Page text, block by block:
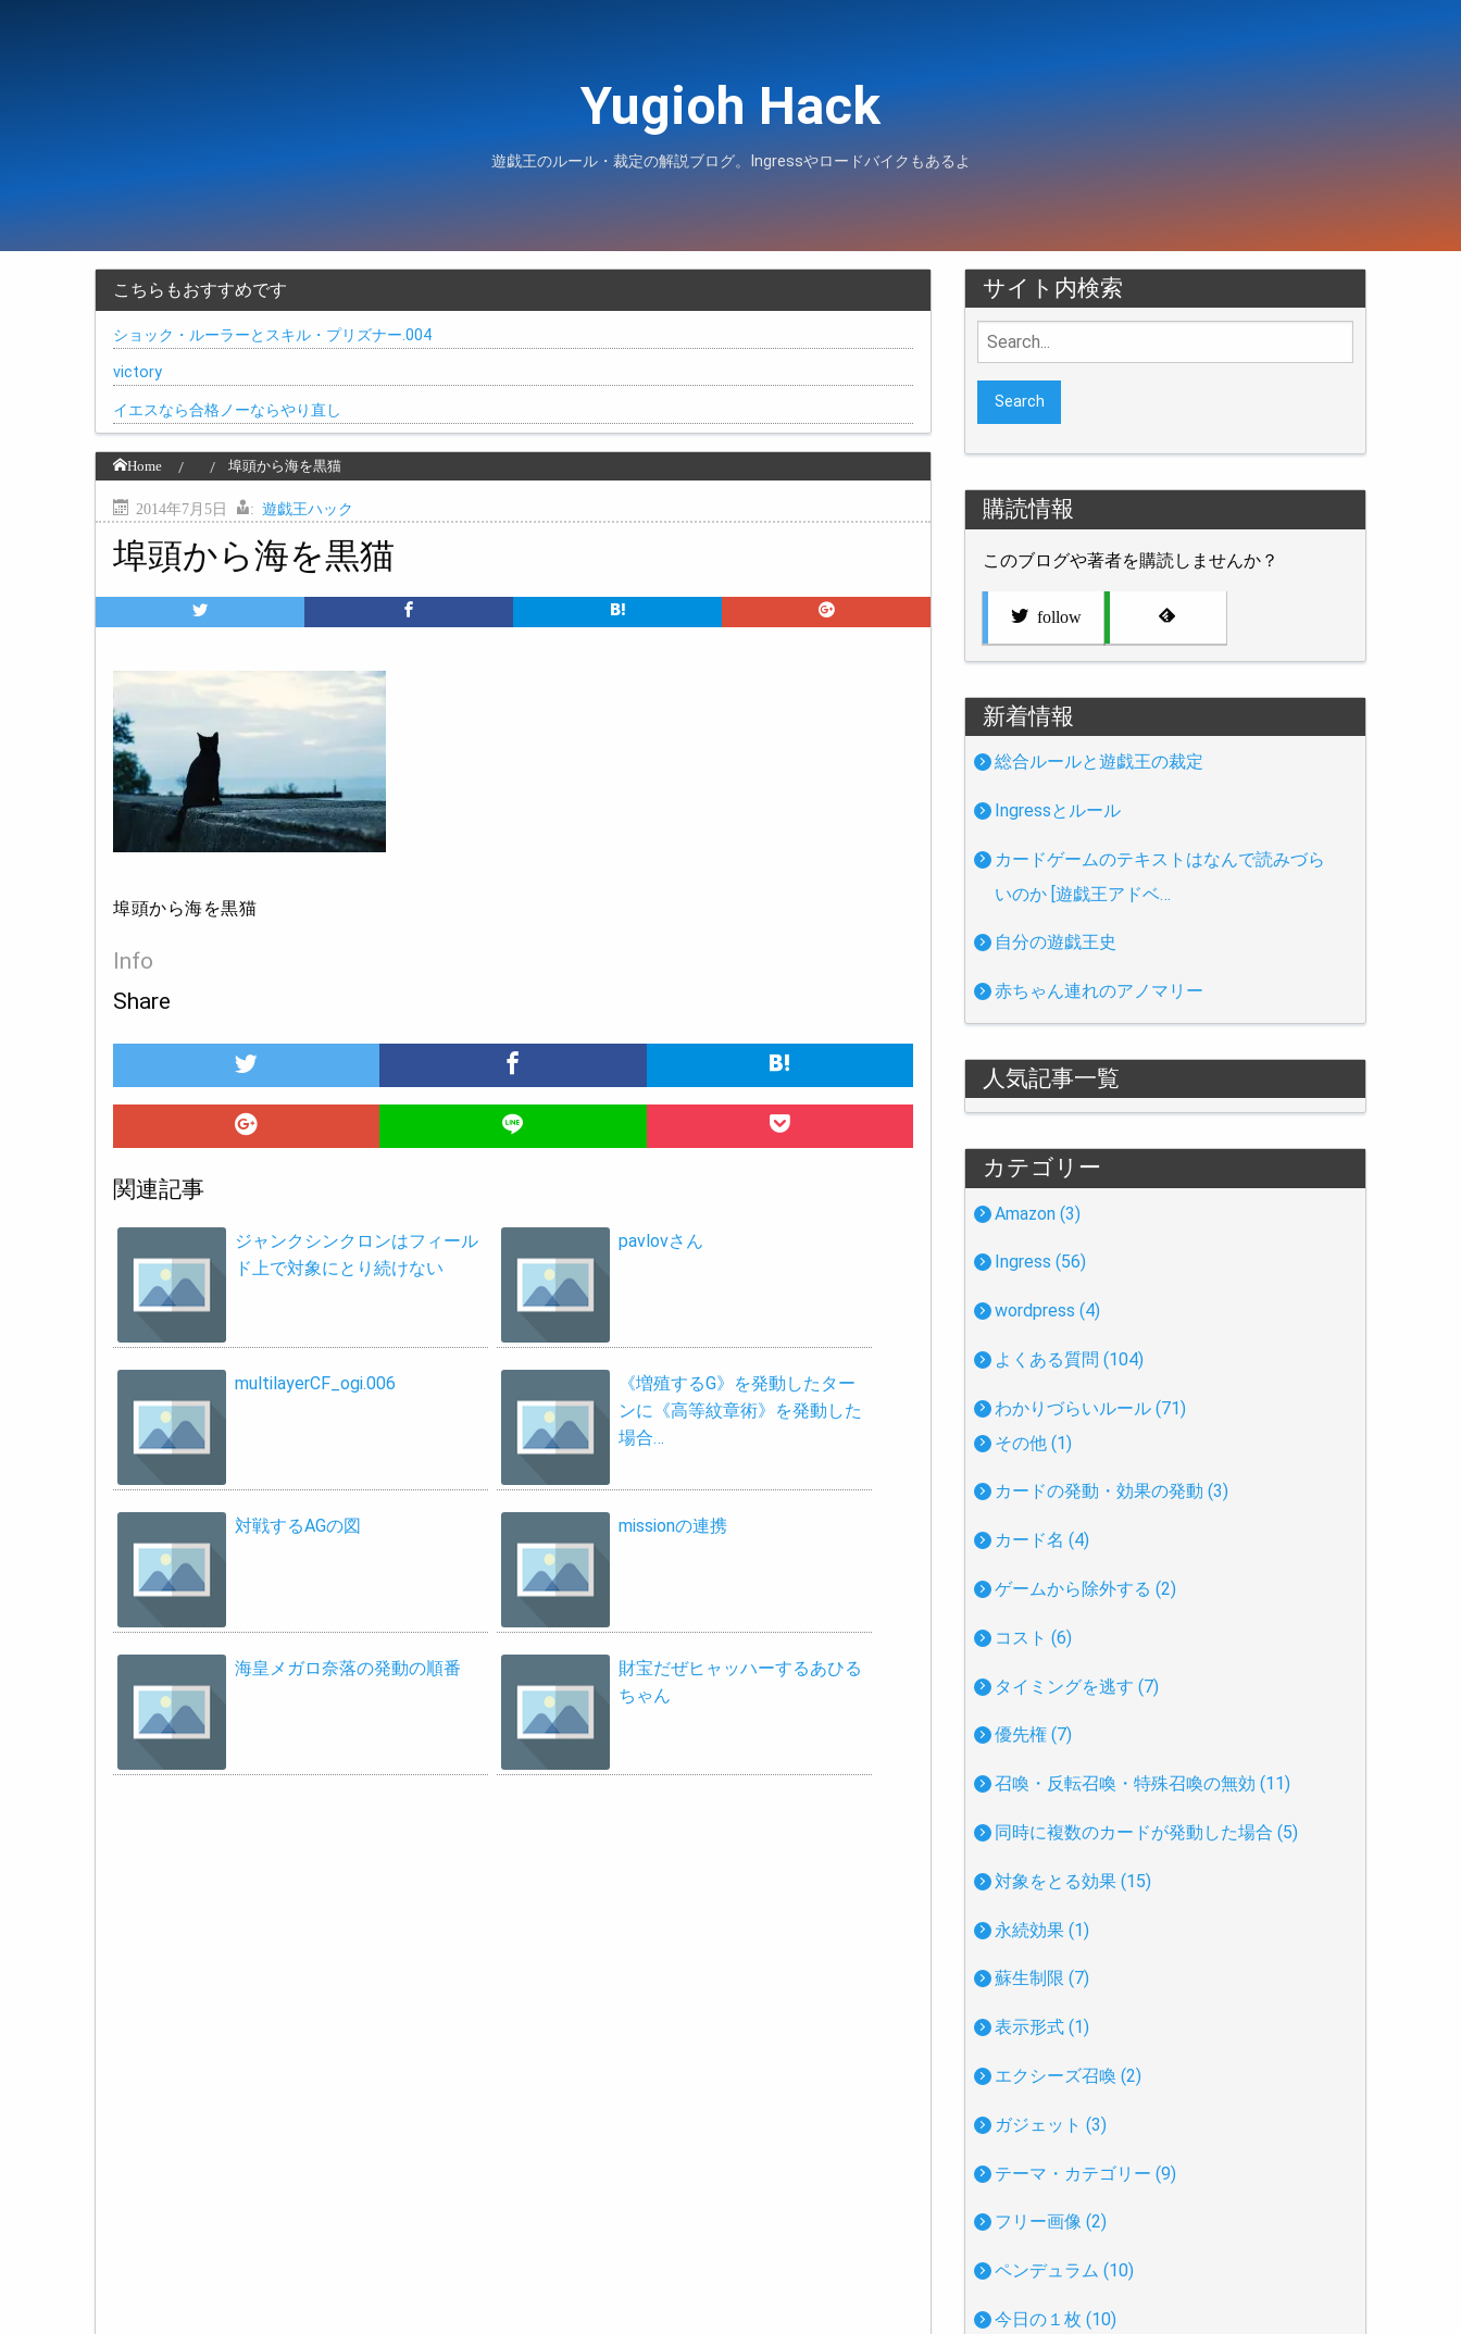
Yugioh Hack
遊戯王のルール・裁定の解説ブログ。Ingressやロードバイクもあるよ
こちらもおすすめです
ショック・ルーラーとスキル・プリズナー.004
victory
イエスなら合格ノーならやり直し
Home 埠頭から海を黒猫
2014年7月5日 : 遊戯王ハック
埠頭から海を黒猫
埠頭から海を黒猫
Info
Share
関連記事
ジャンクシンクロンはフィール
ド上で対象にとり続けない
pavlovさん
multilayerCF_ogi.006
《増殖するG》を発動したター
ンに《高等紋章術》を発動した
場合…
対戦するAGの図 missionの連携
海皇メガロ奈落の発動の順番
財宝だぜヒャッハーするあひる
ちゃん
サイト内検索
Search
for:
購読情報
このブログや著者を購読しませんか？
follow
新着情報
総合ルールと遊戯王の裁定
Ingressとルール
カードゲームのテキストはなんで読みづら
いのか [遊戯王アドベ…
自分の遊戯王史
赤ちゃん連れのアノマリー
人気記事一覧
カテゴリー
Amazon (3)
Ingress (56)
wordpress (4)
よくある質問 (104)
わかりづらいルール (71)
その他 (1)
カードの発動・効果の発動 (3)
カード名 (4)
ゲームから除外する (2)
コスト (6)
タイミングを逃す (7)
優先権 (7)
召喚・反転召喚・特殊召喚の無効 (11)
同時に複数のカードが発動した場合 (5)
対象をとる効果 (15)
永続効果 (1)
蘇生制限 (7)
表示形式 (1)
エクシーズ召喚 (2)
ガジェット (3)
テーマ・カテゴリー (9)
フリー画像 (2)
ペンデュラム (10)
今日の１枚 (10)